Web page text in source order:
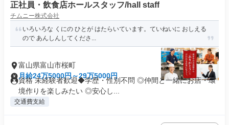
正社員・飲食店ホールスタッフ/hall staff
チムニー株式会社
いろいろな くにの ひとが はたらいています。ていねいに おしえる
ので あんしんしてくださ...
富山県富山市桜町
月給24万5000円～29万5000円
資格 未経験者歓迎◆学歴・性別不問 ◎仲間と一緒にお店・環
境作りを楽しみたい ◎安心し...
交通費支給